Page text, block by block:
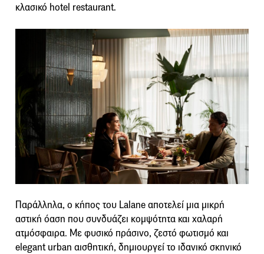
κλασικό hotel restaurant.
Παράλληλα, ο κήπος του Lalane αποτελεί μια μικρή
αστική όαση που συνδυάζει κομψότητα και χαλαρή
ατμόσφαιρα. Με φυσικό πράσινο, ζεστό φωτισμό και
elegant urban αισθητική, δημιουργεί το ιδανικό σκηνικό